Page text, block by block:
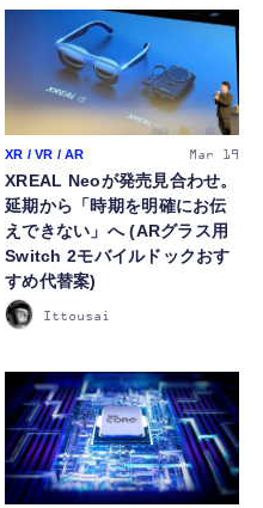
XR / VR / AR Mar 19
XREAL Neoが発売見合わせ。
延期から「時期を明確にお伝
えできない」へ (ARグラス用
Switch 2モバイルドックおす
すめ代替案)
Ittousai